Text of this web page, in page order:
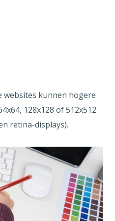
websites kunnen hogere
128x128 of 512x512
retina-displays).